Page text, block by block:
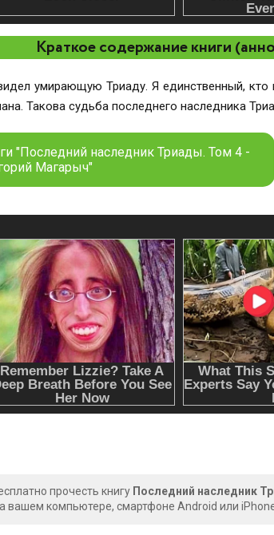
Краткое содержание книги
умирающую Триаду. Я единственный,
Такова судьба последнего наследника
"Последний наследник Триады. Том 4 -
Магарыч"
прочесть книгу Последний наследник
вашем компьютере, смартфоне Android или